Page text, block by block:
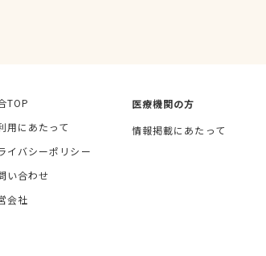
TOP
用にあたって
イバシーポリシー
い合わせ
会社
医療機関の方
情報掲載にあたって